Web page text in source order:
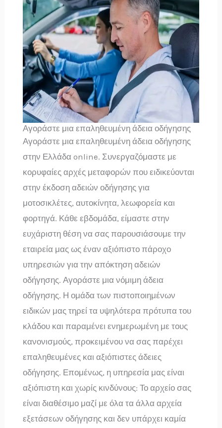
Αγοράστε μια επαληθευμένη άδεια οδήγησης
Αγοράστε μια επαληθευμένη άδεια οδήγησης
στην Ελλάδα online. Συνεργαζόμαστε με
κορυφαίες αρχές μεταφορών που ειδικεύονται
στην έκδοση αδειών οδήγησης για
μοτοσικλέτες, αυτοκίνητα, λεωφορεία και
φορτηγά. Κάθε εβδομάδα, είμαστε στην
ευχάριστη θέση να σας παρουσιάσουμε την
εταιρεία μας ως έναν αξιόπιστο πάροχο
υπηρεσιών για την απόκτηση αδειών
οδήγησης. Αγοράστε μια νόμιμη άδεια
οδήγησης. Η ομάδα των πιστοποιημένων
ειδικών μας τηρεί τα υψηλότερα πρότυπα του
κλάδου και παραμένει ενημερωμένη με τους
κανονισμούς, προκειμένου να σας παρέχει
επαληθευμένες και αξιόπιστες άδειες
οδήγησης. Επομένως, η υπηρεσία μας είναι
αξιόπιστη και χωρίς κινδύνους: Το αρχείο σας
είναι διαθέσιμο μαζί με όλα τα άλλα αρχεία
εξετάσεων οδήγησης και δεν υπάρχει καμία